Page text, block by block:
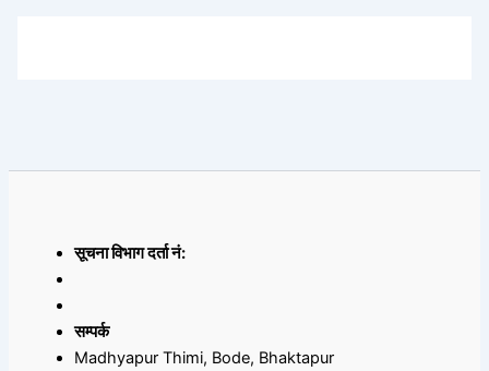
सूचना विभाग दर्ता नं:
सम्पर्क
Madhyapur Thimi, Bode, Bhaktapur